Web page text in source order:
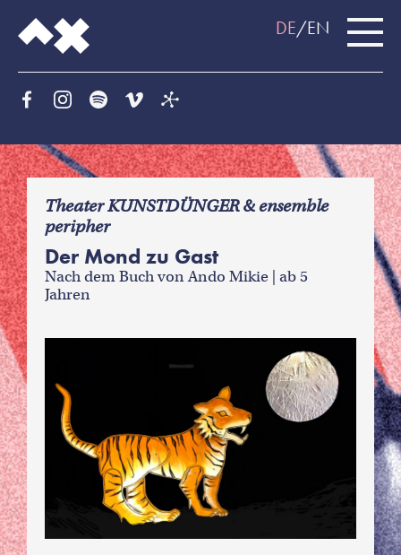
DE EN
f
Theater KUNSTDÜNGER & ensemble
peripher
Der Mond zu Gast
Nach dem Buch von Ando Mikie | ab 5
Jahren